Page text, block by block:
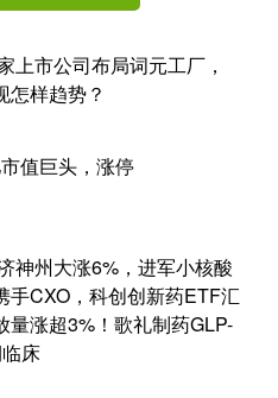
上市公司布局词元工厂，
怎样趋势？
值巨头，涨停
神州大涨6%，进军小核酸
手CXO，科创创新药ETF汇
量涨超3%！歌礼制药GLP-
床